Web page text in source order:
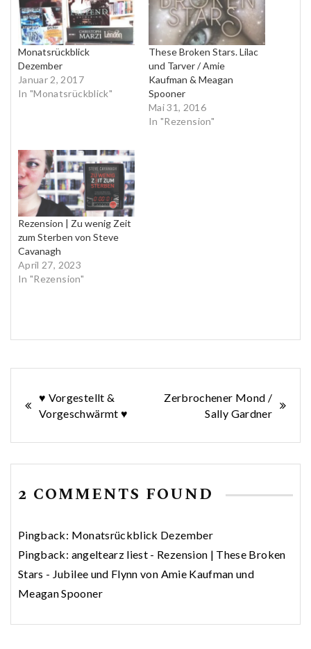
Monatsrückblick
Dezember
Januar 2, 2017
In "Monatsrückblick"
These Broken Stars. Lilac
und Tarver / Amie
Kaufman & Meagan
Spooner
Mai 31, 2016
In "Rezension"
Rezension | Zu wenig Zeit
zum Sterben von Steve
Cavanagh
April 27, 2023
In "Rezension"
Beitragsnavigation
♥ Vorgestellt &
Vorgeschwärmt ♥
Zerbrochener Mond /
Sally Gardner
2 COMMENTS FOUND
Pingback: Monatsrückblick Dezember
Pingback: angeltearz liest - Rezension | These Broken
Stars - Jubilee und Flynn von Amie Kaufman und
Meagan Spooner